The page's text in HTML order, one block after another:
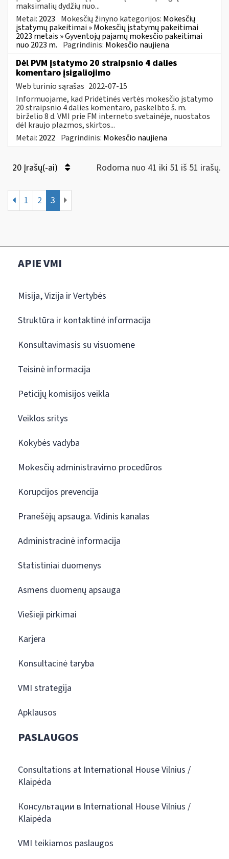
maksimalių dydžių nuo...
Metai: 2023 Mokesčių žinyno kategorijos: Mokesčių
įstatymų pakeitimai » Mokesčių įstatymų pakeitimai
2023 metais » Gyventojų pajamų mokesčio pakeitimai
nuo 2023 m. Pagrindinis: Mokesčio naujiena
Dėl PVM įstatymo 20 straipsnio 4 dalies
komentaro įsigaliojimo
Web turinio sąrašas 2022-07-15
Informuojame, kad Pridėtinės vertės mokesčio įstatymo
20 straipsnio 4 dalies komentaro, paskelbto š. m.
birželio 8 d. VMI prie FM interneto svetainėje, nuostatos
dėl kraujo plazmos, skirtos...
Metai: 2022 Pagrindinis: Mokesčio naujiena
20 Įrašų(-ai) Rodoma nuo 41 iki 51 iš 51 irašų.
1 2 3
APIE VMI
Misija, Vizija ir Vertybės
Struktūra ir kontaktinė informacija
Konsultavimasis su visuomene
Teisinė informacija
Peticijų komisijos veikla
Veiklos sritys
Kokybės vadyba
Mokesčių administravimo procedūros
Korupcijos prevencija
Pranešėjų apsauga. Vidinis kanalas
Administracinė informacija
Statistiniai duomenys
Asmens duomenų apsauga
Viešieji pirkimai
Karjera
Konsultacinė taryba
VMI strategija
Apklausos
PASLAUGOS
Consultations at International House Vilnius /
Klaipėda
Консультации в International House Vilnius /
Klaipėda
VMI teikiamos paslaugos